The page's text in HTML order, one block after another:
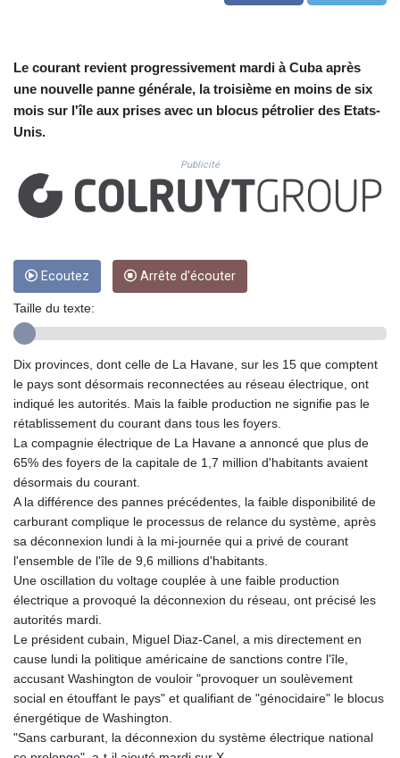
CUC 1.156136
CZK 24.258158
DJF 205.267449
DOP 67.289164
EGP 57.293288
ERN 17.342035
ETB 186.049588
GBP 0.858527
GEL 3.017966
GGP 0.857252
GIP 0.857252
GMD 84.980421
GNF 10123.874202
GTQ 8.794891
GYD 241.157003
HKD 9.066767
HNL 30.895616
HTG 150.718127
HUF 363.096405
IDR 20580.370421
ILS 3.468234
IMP 0.857252
INR 110.076256
IRR
1590322.371805
ISK 142.598215
JEP 0.857252
JMD 183.057725
JOD 0.819746
JPY 182.445186
Le courant revient progressivement mardi à Cuba après
une nouvelle panne générale, la troisième en moins de six
mois sur l'île aux prises avec un blocus pétrolier des Etats-
Unis.
Publicité
Ecoutez Arrête d'écouter
Taille du texte:
Dix provinces, dont celle de La Havane, sur les 15 que comptent
le pays sont désormais reconnectées au réseau électrique, ont
indiqué les autorités. Mais la faible production ne signifie pas le
rétablissement du courant dans tous les foyers.
La compagnie électrique de La Havane a annoncé que plus de
65% des foyers de la capitale de 1,7 million d'habitants avaient
désormais du courant.
A la différence des pannes précédentes, la faible disponibilité de
carburant complique le processus de relance du système, après
sa déconnexion lundi à la mi-journée qui a privé de courant
l'ensemble de l'île de 9,6 millions d'habitants.
Une oscillation du voltage couplée à une faible production
électrique a provoqué la déconnexion du réseau, ont précisé les
autorités mardi.
Le président cubain, Miguel Diaz-Canel, a mis directement en
cause lundi la politique américaine de sanctions contre l'île,
accusant Washington de vouloir "provoquer un soulèvement
social en étouffant le pays" et qualifiant de "génocidaire" le blocus
énergétique de Washington.
"Sans carburant, la déconnexion du système électrique national